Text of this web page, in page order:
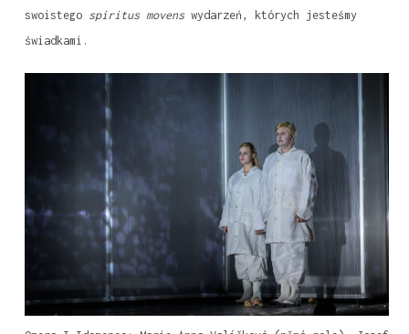
swoistego spiritus movenswydarzeń, których jesteśmy
świadkami.